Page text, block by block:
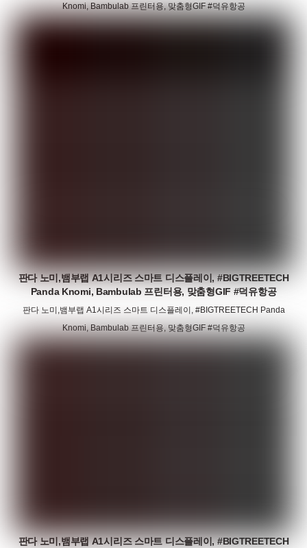
Knomi, Bambulab 프린터용, 맞춤형GIF #덕유항공
판다 노미,뱀부랩 A1시리즈 스마트 디스플레이, #BIGTREETECH
Panda Knomi, Bambulab 프린터용, 맞춤형GIF #덕유항공
판다 노미,뱀부랩 A1시리즈 스마트 디스플레이, #BIGTREETECH Panda
Knomi, Bambulab 프린터용, 맞춤형GIF #덕유항공
판다 노미,뱀부랩 A1시리즈 스마트 디스플레이, #BIGTREETECH